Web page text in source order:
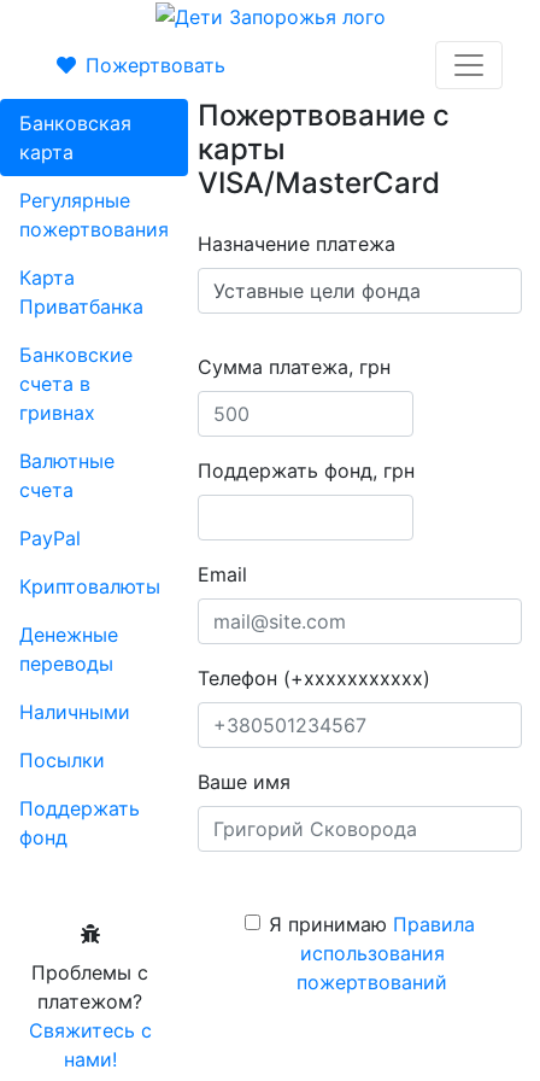
Пожертвовать
Банковская
карта
Регулярные
пожертвования
Карта
Приватбанка
Банковские
счета в
гривнах
Валютные
счета
PayPal
Криптовалюты
Денежные
переводы
Наличными
Посылки
Поддержать
фонд
Проблемы с
платежом?
Свяжитесь с
нами!
Пожертвование с
карты
VISA/MasterCard
Назначение платежа
Сумма платежа, грн
Поддержать фонд, грн
Email
Телефон (+xxxxxxxxxxx)
Ваше имя
Я принимаю Правила
использования
пожертвований